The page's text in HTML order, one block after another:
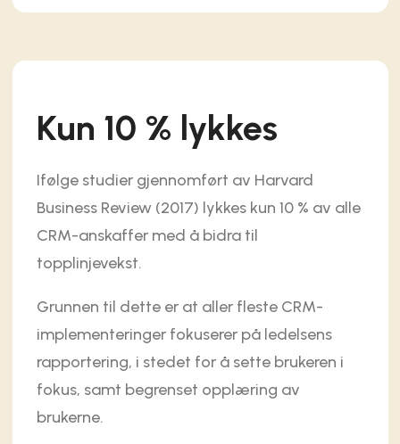
Kun 10 % lykkes
Ifølge studier gjennomført av Harvard
Business Review (2017) lykkes kun 10 % av alle
CRM-anskaffer med å bidra til
topplinjevekst.
Grunnen til dette er at aller fleste CRM-
implementeringer fokuserer på ledelsens
rapportering, i stedet for å sette brukeren i
fokus, samt begrenset opplæring av
brukerne.